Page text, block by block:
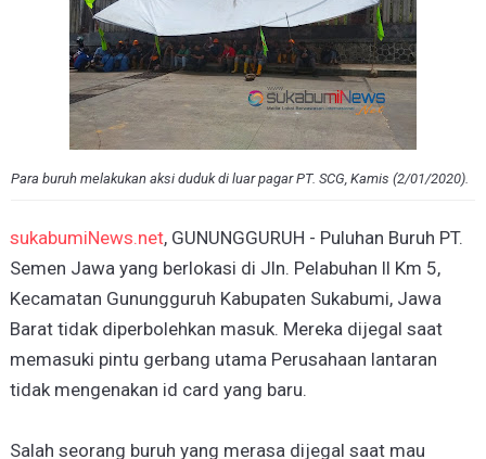
Para buruh melakukan aksi duduk di luar pagar PT. SCG, Kamis (2/01/2020).
sukabumiNews.net, GUNUNGGURUH - Puluhan Buruh PT.
Semen Jawa yang berlokasi di Jln. Pelabuhan ll Km 5,
Kecamatan Gunungguruh Kabupaten Sukabumi, Jawa
Barat tidak diperbolehkan masuk. Mereka dijegal saat
memasuki pintu gerbang utama Perusahaan lantaran
tidak mengenakan id card yang baru.
Salah seorang buruh yang merasa dijegal saat mau